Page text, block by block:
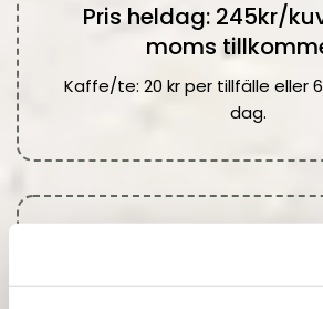
Pris heldag: 245kr/
moms
Kaffe/te: 20 kr per tillfälle eller
dag.
KONFERENSPAKET
Välj hela paketet eller bara